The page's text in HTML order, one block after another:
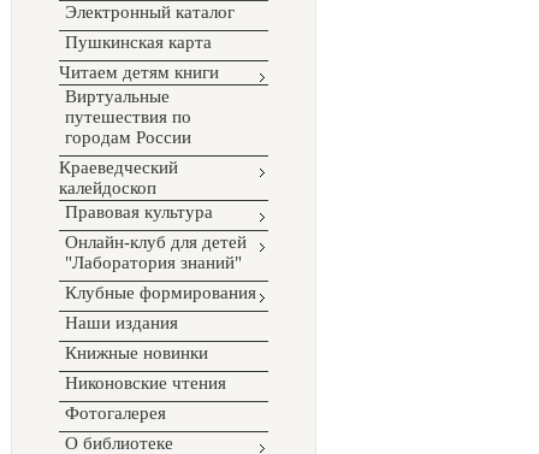
Электронный каталог
Пушкинская карта
Читаем детям книги
Виртуальные
путешествия по
городам России
Краеведческий
калейдоскоп
Правовая культура
Онлайн-клуб для детей
"Лаборатория знаний"
Клубные формирования
Наши издания
Книжные новинки
Никоновские чтения
Фотогалерея
О библиотеке